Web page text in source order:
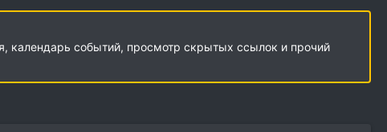
календарь событий, просмотр скрытых ссылок и прочий